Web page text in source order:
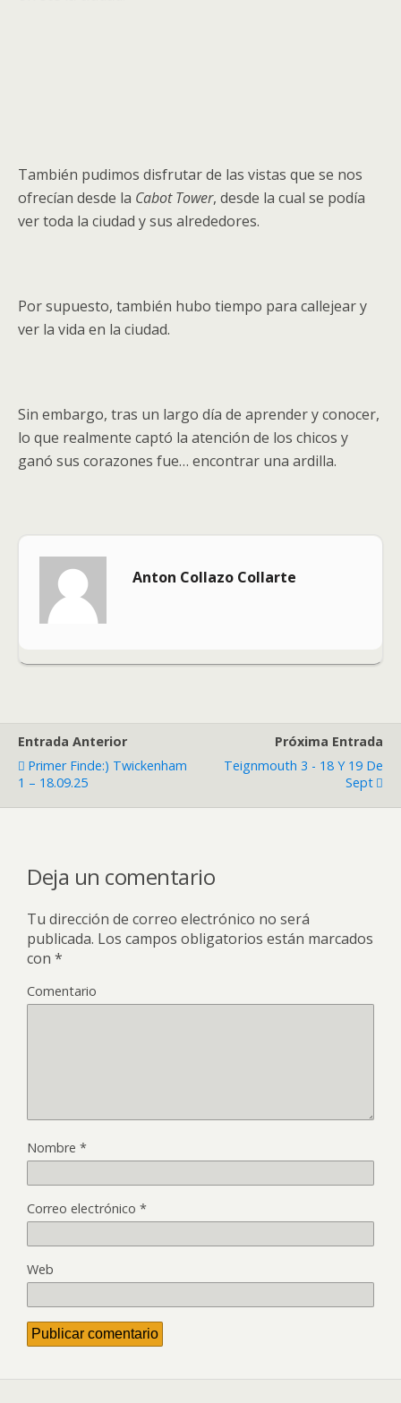
También pudimos disfrutar de las vistas que se nos
ofrecían desde la Cabot Tower, desde la cual se podía
ver toda la ciudad y sus alrededores.
Por supuesto, también hubo tiempo para callejear y
ver la vida en la ciudad.
Sin embargo, tras un largo día de aprender y conocer,
lo que realmente captó la atención de los chicos y
ganó sus corazones fue… encontrar una ardilla.
Anton Collazo Collarte
Entrada Anterior
Primer Finde:) Twickenham
1 – 18.09.25
Próxima Entrada
Teignmouth 3 - 18 Y 19 De
Sept
Deja un comentario
Tu dirección de correo electrónico no será
publicada. Los campos obligatorios están marcados
con *
Comentario
Nombre *
Correo electrónico *
Web